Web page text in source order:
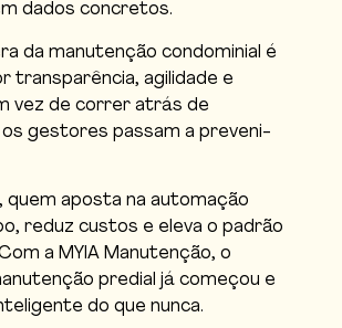
dados concretos.
da manutenção condominial é
transparência, agilidade e
vez de correr atrás de
gestores passam a preveni-
quem aposta na automação
reduz custos e eleva o padrão
a MYIA Manutenção, o
predial já começou e
do que nunca.